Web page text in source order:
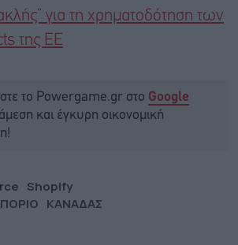
για τη χρηματοδότηση των
της ΕΕ
το Powergame.gr στο Google
και έγκυρη οικονομική
Shopify
ΚΑΝΑΔΑΣ